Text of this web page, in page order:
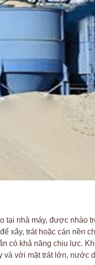
tại nhà máy, được nhào
xây, trát hoặc cán nền
có khả năng chịu lực.
và với mặt trát lớn, nước